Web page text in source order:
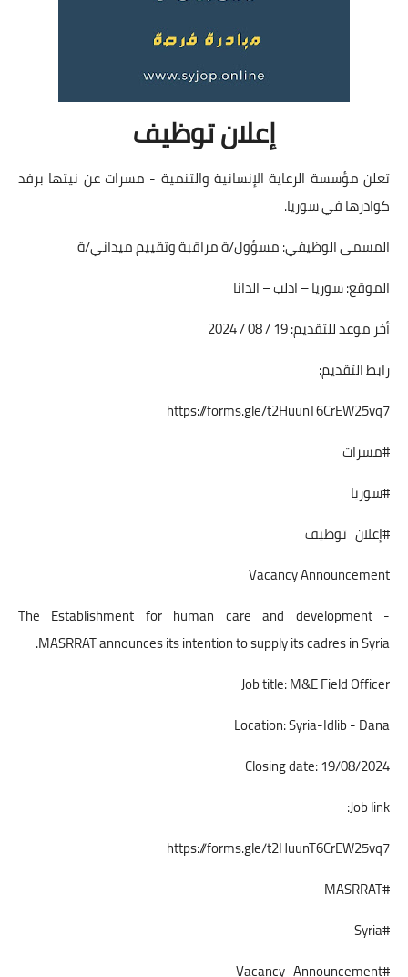
إعلان توظيف
تعلن مؤسسة الرعاية الإنسانية والتنمية - مسرات عن نيتها برفد
كوادرها في سوريا.
المسمى الوظيفي: مسؤول/ة مراقبة وتقييم ميداني/ة
الموقع: سوريا – ادلب – الدانا
أخر موعد للتقديم: 19 / 08 / 2024
رابط التقديم:
https://forms.gle/t2HuunT6CrEW25vq7
#مسرات
#سوريا
#إعلان_توظيف
Vacancy Announcement
The Establishment for human care and development -
MASRRAT announces its intention to supply its cadres in Syria.
Job title: M&E Field Officer
Location: Syria-Idlib - Dana
Closing date: 19/08/2024
Job link:
https://forms.gle/t2HuunT6CrEW25vq7
#MASRRAT
#Syria
#Vacancy_Announcement